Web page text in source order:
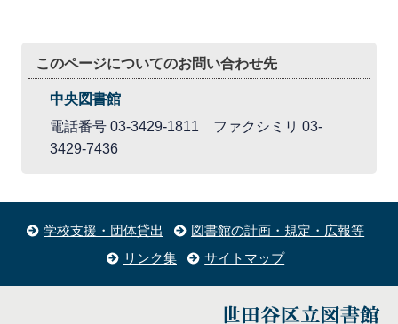
このページについてのお問い合わせ先
中央図書館
電話番号 03-3429-1811 ファクシミリ 03-
3429-7436
学校支援・団体貸出
図書館の計画・規定・広報等
リンク集
サイトマップ